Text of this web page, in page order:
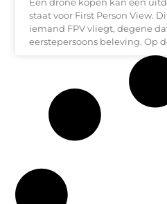
staat voor First Person View.
iemand FPV vliegt, degene
eerstepersoons beleving. Op